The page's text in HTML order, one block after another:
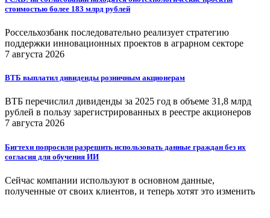
стоимостью более 183 млрд рублей
Россельхозбанк последовательно реализует стратегию
поддержки инновационных проектов в аграрном секторе
7 августа 2026
ВТБ выплатил дивиденды розничным акционерам
ВТБ перечислил дивиденды за 2025 год в объеме 31,8 млрд
рублей в пользу зарегистрированных в реестре акционеров
7 августа 2026
Бигтехи попросили разрешить использовать данные граждан без их
согласия для обучения ИИ
Сейчас компании используют в основном данные,
полученные от своих клиентов, и теперь хотят это изменить